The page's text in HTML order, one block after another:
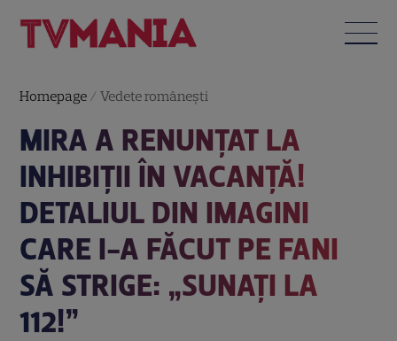
Homepage /Vedete româneşti
MIRA A RENUNȚAT LA
INHIBIȚII ÎN VACANȚĂ!
DETALIUL DIN IMAGINI
CARE I-A FĂCUT PE FANI
SĂ STRIGE: „SUNAȚI LA
112!”